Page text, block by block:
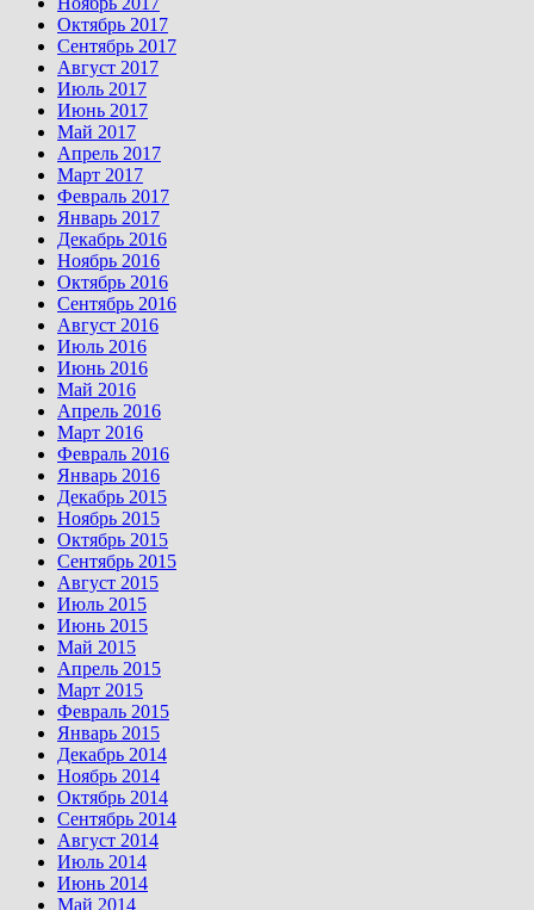
Октябрь 2017
Сентябрь 2017
Август 2017
Июль 2017
Июнь 2017
Май 2017
Апрель 2017
Март 2017
Февраль 2017
Январь 2017
Декабрь 2016
Ноябрь 2016
Октябрь 2016
Сентябрь 2016
Август 2016
Июль 2016
Июнь 2016
Май 2016
Апрель 2016
Март 2016
Февраль 2016
Январь 2016
Декабрь 2015
Ноябрь 2015
Октябрь 2015
Сентябрь 2015
Август 2015
Июль 2015
Июнь 2015
Май 2015
Апрель 2015
Март 2015
Февраль 2015
Январь 2015
Декабрь 2014
Ноябрь 2014
Октябрь 2014
Сентябрь 2014
Август 2014
Июль 2014
Июнь 2014
Май 2014